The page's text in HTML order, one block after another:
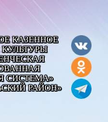
КАЗЕННОЕ
СИСТЕМА»
РАЙОН»